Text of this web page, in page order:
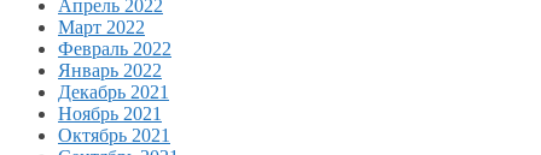
Апрель 2022
Март 2022
Февраль 2022
Январь 2022
Декабрь 2021
Ноябрь 2021
Октябрь 2021